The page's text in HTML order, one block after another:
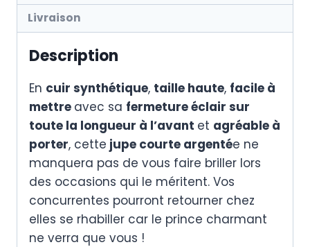
Livraison
Description
En cuir synthétique, taille haute, facile à
mettre avec sa fermeture éclair sur
toute la longueur à l’avant et agréable à
porter, cette jupe courte argentée ne
manquera pas de vous faire briller lors
des occasions qui le méritent. Vos
concurrentes pourront retourner chez
elles se rhabiller car le prince charmant
ne verra que vous !